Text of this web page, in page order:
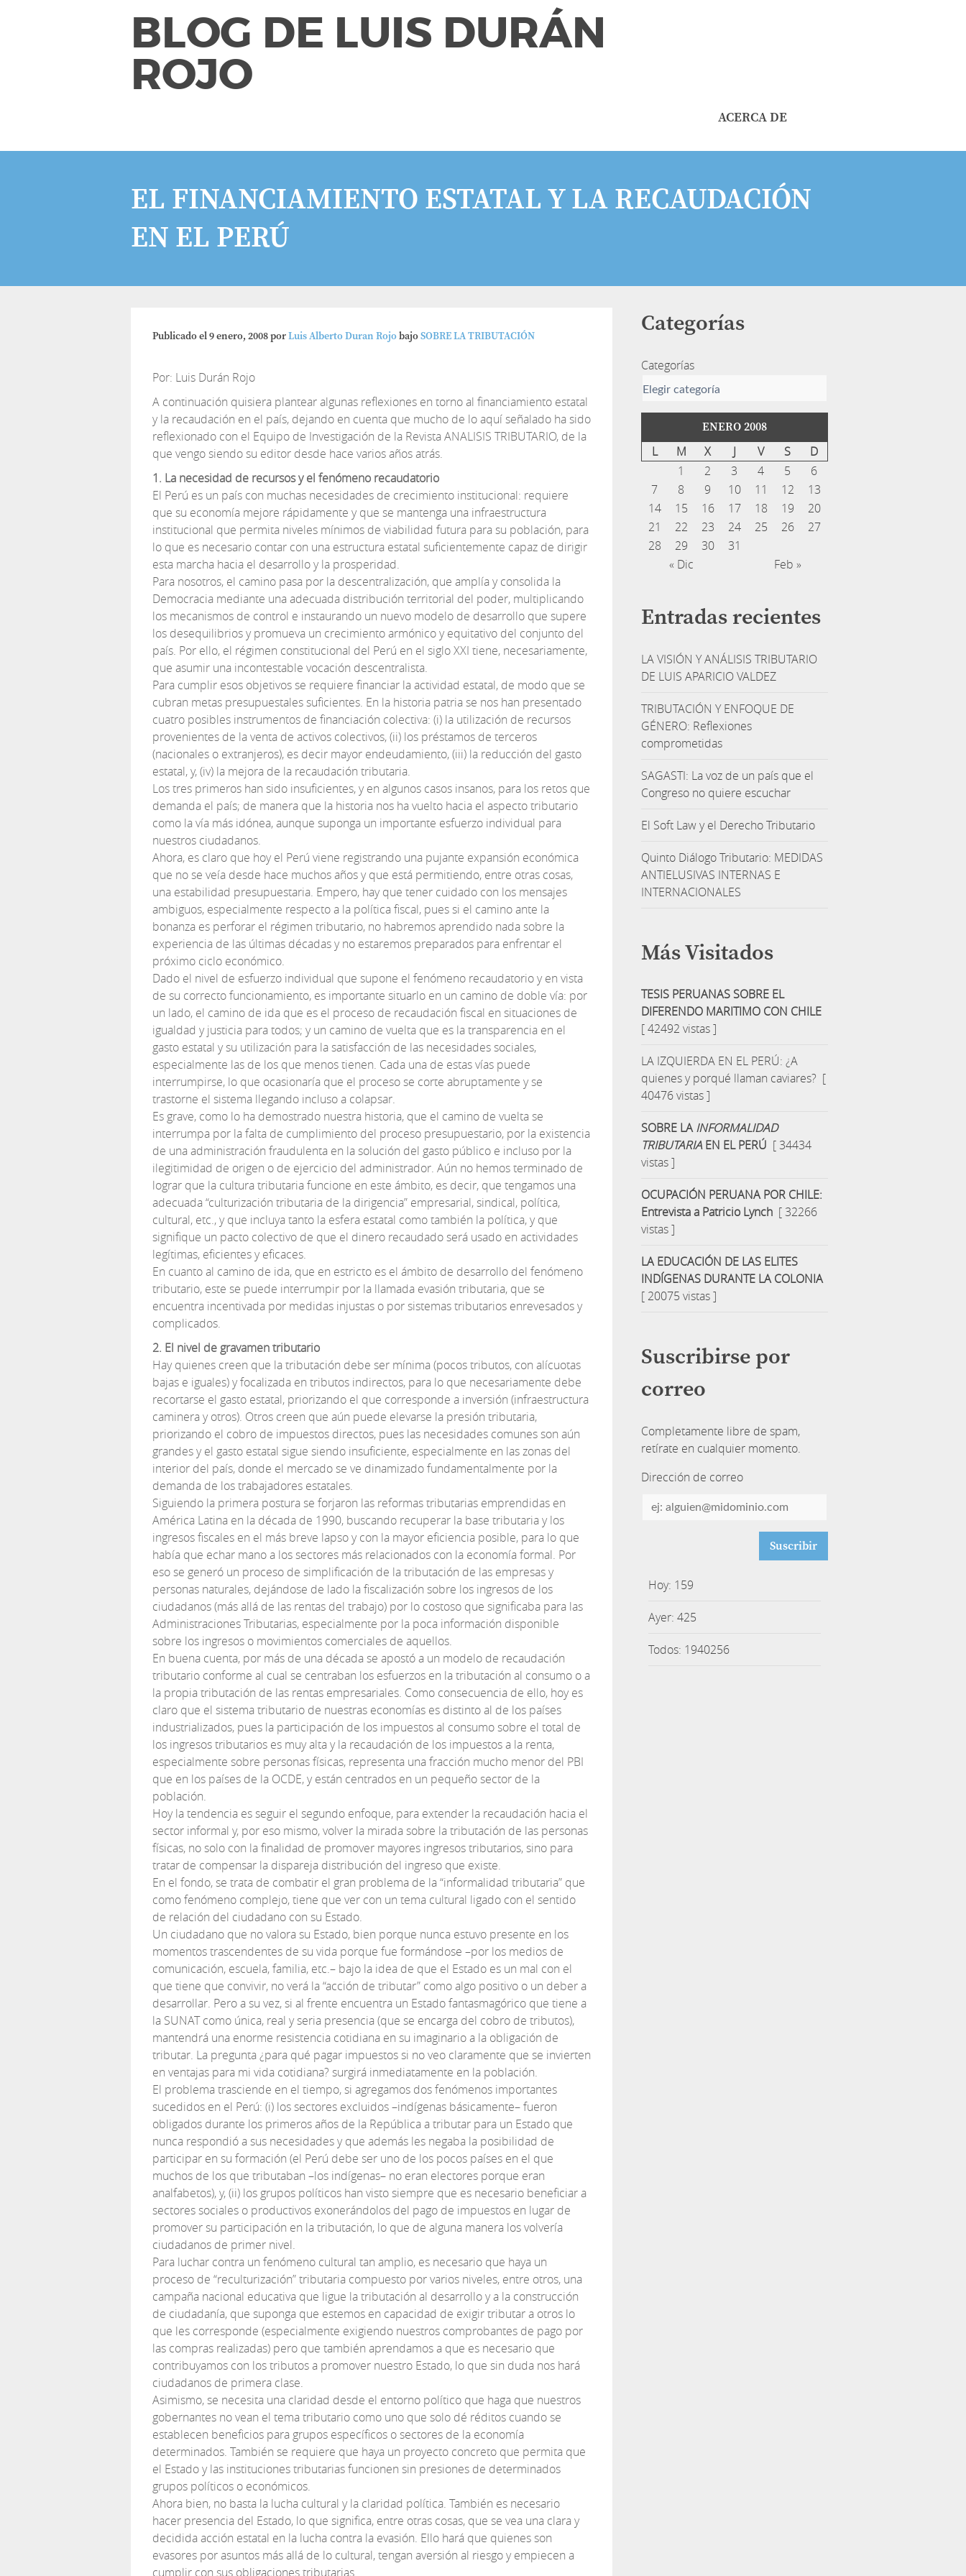
BLOG DE LUIS DURÁN
ROJO
ACERCA DE
EL FINANCIAMIENTO ESTATAL Y LA RECAUDACIÓN
EN EL PERÚ
Publicado el9 enero, 2008porLuis Alberto Duran RojobajoSOBRE LA TRIBUTACIÓN
Por: Luis Durán Rojo
A continuación quisiera plantear algunas reflexiones en torno al financiamiento estatal
y la recaudación en el país, dejando en cuenta que mucho de lo aquí señalado ha sido
reflexionado con el Equipo de Investigación de la Revista ANALISIS TRIBUTARIO, de la
que vengo siendo su editor desde hace varios años atrás.
1. La necesidad de recursos y el fenómeno recaudatorio
El Perú es un país con muchas necesidades de crecimiento institucional: requiere
que su economía mejore rápidamente y que se mantenga una infraestructura
institucional que permita niveles mínimos de viabilidad futura para su población, para
lo que es necesario contar con una estructura estatal suficientemente capaz de dirigir
esta marcha hacia el desarrollo y la prosperidad.
Para nosotros, el camino pasa por la descentralización, que amplía y consolida la
Democracia mediante una adecuada distribución territorial del poder, multiplicando
los mecanismos de control e instaurando un nuevo modelo de desarrollo que supere
los desequilibrios y promueva un crecimiento armónico y equitativo del conjunto del
país. Por ello, el régimen constitucional del Perú en el siglo XXI tiene, necesariamente,
que asumir una incontestable vocación descentralista.
Para cumplir esos objetivos se requiere financiar la actividad estatal, de modo que se
cubran metas presupuestales suficientes. En la historia patria se nos han presentado
cuatro posibles instrumentos de financiación colectiva: (i) la utilización de recursos
provenientes de la venta de activos colectivos, (ii) los préstamos de terceros
(nacionales o extranjeros), es decir mayor endeudamiento, (iii) la reducción del gasto
estatal, y, (iv) la mejora de la recaudación tributaria.
Los tres primeros han sido insuficientes, y en algunos casos insanos, para los retos que
demanda el país; de manera que la historia nos ha vuelto hacia el aspecto tributario
como la vía más idónea, aunque suponga un importante esfuerzo individual para
nuestros ciudadanos.
Ahora, es claro que hoy el Perú viene registrando una pujante expansión económica
que no se veía desde hace muchos años y que está permitiendo, entre otras cosas,
una estabilidad presupuestaria. Empero, hay que tener cuidado con los mensajes
ambiguos, especialmente respecto a la política fiscal, pues si el camino ante la
bonanza es perforar el régimen tributario, no habremos aprendido nada sobre la
experiencia de las últimas décadas y no estaremos preparados para enfrentar el
próximo ciclo económico.
Dado el nivel de esfuerzo individual que supone el fenómeno recaudatorio y en vista
de su correcto funcionamiento, es importante situarlo en un camino de doble vía: por
un lado, el camino de ida que es el proceso de recaudación fiscal en situaciones de
igualdad y justicia para todos; y un camino de vuelta que es la transparencia en el
gasto estatal y su utilización para la satisfacción de las necesidades sociales,
especialmente las de los que menos tienen. Cada una de estas vías puede
interrumpirse, lo que ocasionaría que el proceso se corte abruptamente y se
trastorne el sistema llegando incluso a colapsar.
Es grave, como lo ha demostrado nuestra historia, que el camino de vuelta se
interrumpa por la falta de cumplimiento del proceso presupuestario, por la existencia
de una administración fraudulenta en la solución del gasto público e incluso por la
ilegitimidad de origen o de ejercicio del administrador. Aún no hemos terminado de
lograr que la cultura tributaria funcione en este ámbito, es decir, que tengamos una
adecuada “culturización tributaria de la dirigencia” empresarial, sindical, política,
cultural, etc., y que incluya tanto la esfera estatal como también la política, y que
signifique un pacto colectivo de que el dinero recaudado será usado en actividades
legítimas, eficientes y eficaces.
En cuanto al camino de ida, que en estricto es el ámbito de desarrollo del fenómeno
tributario, este se puede interrumpir por la llamada evasión tributaria, que se
encuentra incentivada por medidas injustas o por sistemas tributarios enrevesados y
complicados.
2. El nivel de gravamen tributario
Hay quienes creen que la tributación debe ser mínima (pocos tributos, con alícuotas
bajas e iguales) y focalizada en tributos indirectos, para lo que necesariamente debe
recortarse el gasto estatal, priorizando el que corresponde a inversión (infraestructura
caminera y otros). Otros creen que aún puede elevarse la presión tributaria,
priorizando el cobro de impuestos directos, pues las necesidades comunes son aún
grandes y el gasto estatal sigue siendo insuficiente, especialmente en las zonas del
interior del país, donde el mercado se ve dinamizado fundamentalmente por la
demanda de los trabajadores estatales.
Siguiendo la primera postura se forjaron las reformas tributarias emprendidas en
América Latina en la década de 1990, buscando recuperar la base tributaria y los
ingresos fiscales en el más breve lapso y con la mayor eficiencia posible, para lo que
había que echar mano a los sectores más relacionados con la economía formal. Por
eso se generó un proceso de simplificación de la tributación de las empresas y
personas naturales, dejándose de lado la fiscalización sobre los ingresos de los
ciudadanos (más allá de las rentas del trabajo) por lo costoso que significaba para las
Administraciones Tributarias, especialmente por la poca información disponible
sobre los ingresos o movimientos comerciales de aquellos.
En buena cuenta, por más de una década se apostó a un modelo de recaudación
tributario conforme al cual se centraban los esfuerzos en la tributación al consumo o a
la propia tributación de las rentas empresariales. Como consecuencia de ello, hoy es
claro que el sistema tributario de nuestras economías es distinto al de los países
industrializados, pues la participación de los impuestos al consumo sobre el total de
los ingresos tributarios es muy alta y la recaudación de los impuestos a la renta,
especialmente sobre personas físicas, representa una fracción mucho menor del PBI
que en los países de la OCDE, y están centrados en un pequeño sector de la
población.
Hoy la tendencia es seguir el segundo enfoque, para extender la recaudación hacia el
sector informal y, por eso mismo, volver la mirada sobre la tributación de las personas
físicas, no solo con la finalidad de promover mayores ingresos tributarios, sino para
tratar de compensar la dispareja distribución del ingreso que existe.
En el fondo, se trata de combatir el gran problema de la “informalidad tributaria” que
como fenómeno complejo, tiene que ver con un tema cultural ligado con el sentido
de relación del ciudadano con su Estado.
Un ciudadano que no valora su Estado, bien porque nunca estuvo presente en los
momentos trascendentes de su vida porque fue formándose –por los medios de
comunicación, escuela, familia, etc.– bajo la idea de que el Estado es un mal con el
que tiene que convivir, no verá la “acción de tributar” como algo positivo o un deber a
desarrollar. Pero a su vez, si al frente encuentra un Estado fantasmagórico que tiene a
la SUNAT como única, real y seria presencia (que se encarga del cobro de tributos),
mantendrá una enorme resistencia cotidiana en su imaginario a la obligación de
tributar. La pregunta ¿para qué pagar impuestos si no veo claramente que se invierten
en ventajas para mi vida cotidiana? surgirá inmediatamente en la población.
El problema trasciende en el tiempo, si agregamos dos fenómenos importantes
sucedidos en el Perú: (i) los sectores excluidos –indígenas básicamente– fueron
obligados durante los primeros años de la República a tributar para un Estado que
nunca respondió a sus necesidades y que además les negaba la posibilidad de
participar en su formación (el Perú debe ser uno de los pocos países en el que
muchos de los que tributaban –los indígenas– no eran electores porque eran
analfabetos), y, (ii) los grupos políticos han visto siempre que es necesario beneficiar a
sectores sociales o productivos exonerándolos del pago de impuestos en lugar de
promover su participación en la tributación, lo que de alguna manera los volvería
ciudadanos de primer nivel.
Para luchar contra un fenómeno cultural tan amplio, es necesario que haya un
proceso de “reculturización” tributaria compuesto por varios niveles, entre otros, una
campaña nacional educativa que ligue la tributación al desarrollo y a la construcción
de ciudadanía, que suponga que estemos en capacidad de exigir tributar a otros lo
que les corresponde (especialmente exigiendo nuestros comprobantes de pago por
las compras realizadas) pero que también aprendamos a que es necesario que
contribuyamos con los tributos a promover nuestro Estado, lo que sin duda nos hará
ciudadanos de primera clase.
Asimismo, se necesita una claridad desde el entorno político que haga que nuestros
gobernantes no vean el tema tributario como uno que solo dé réditos cuando se
establecen beneficios para grupos específicos o sectores de la economía
determinados. También se requiere que haya un proyecto concreto que permita que
el Estado y las instituciones tributarias funcionen sin presiones de determinados
grupos políticos o económicos.
Ahora bien, no basta la lucha cultural y la claridad política. También es necesario
hacer presencia del Estado, lo que significa, entre otras cosas, que se vea una clara y
decidida acción estatal en la lucha contra la evasión. Ello hará que quienes son
evasores por asuntos más allá de lo cultural, tengan aversión al riesgo y empiecen a
cumplir con sus obligaciones tributarias.
Categorías
Categorías
ENERO 2008
L M X J V S D
« Dic Feb »
1 2 3 4 5
6
7
8 9 10 11 12
13
14
15 16 17 18 19
20
21
22 23 24 25 26
27
28
29 30 31
Entradas recientes
LA VISIÓN Y ANÁLISIS TRIBUTARIO
DE LUIS APARICIO VALDEZ
TRIBUTACIÓN Y ENFOQUE DE
GÉNERO: Reflexiones
comprometidas
SAGASTI: La voz de un país que el
Congreso no quiere escuchar
El Soft Law y el Derecho Tributario
Quinto Diálogo Tributario: MEDIDAS
ANTIELUSIVAS INTERNAS E
INTERNACIONALES
Más Visitados
TESIS PERUANAS SOBRE EL
DIFERENDO MARITIMO CON CHILE
[ 42492 vistas ]
LA IZQUIERDA EN EL PERÚ: ¿A
quienes y porqué llaman caviares? [
40476 vistas ]
SOBRE LAINFORMALIDAD
TRIBUTARIAEN EL PERÚ [ 34434
vistas ]
OCUPACIÓN PERUANA POR CHILE:
Entrevista a Patricio Lynch [ 32266
vistas ]
LA EDUCACIÓN DE LAS ELITES
INDÍGENAS DURANTE LA COLONIA
[ 20075 vistas ]
Suscribirse por
correo
Completamente libre de spam,
retírate en cualquier momento.
Dirección de correo
Dirección
Hoy: 159
Ayer: 425
Todos: 1940256